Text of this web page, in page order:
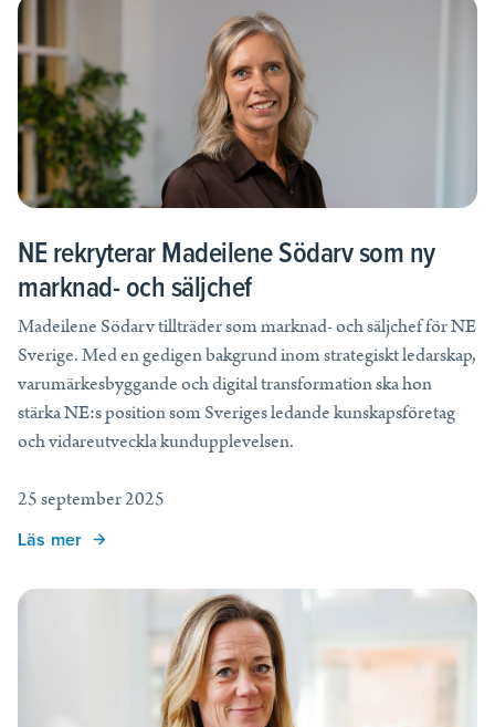
NE rekryterar Madeilene Södarv som ny
marknad- och säljchef
Madeilene Södarv tillträder som marknad- och säljchef för NE
Sverige. Med en gedigen bakgrund inom strategiskt ledarskap,
varumärkesbyggande och digital transformation ska hon
stärka NE:s position som Sveriges ledande kunskapsföretag
och vidareutveckla kundupplevelsen.
25 september 2025
Läs mer